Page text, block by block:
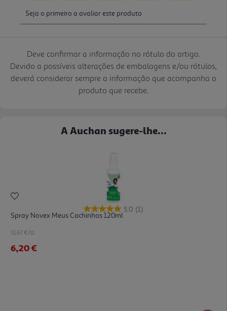
Deve confirmar a informação no rótulo do artigo.
Devido a possíveis alterações de embalagens e/ou rótulos,
deverá considerar sempre a informação que acompanha o
produto que recebe.
A Auchan sugere-lhe...
5.0 (1)
Spray Novex Meus Cachinhos 120ml
51.67 €/Lt
6,20 €